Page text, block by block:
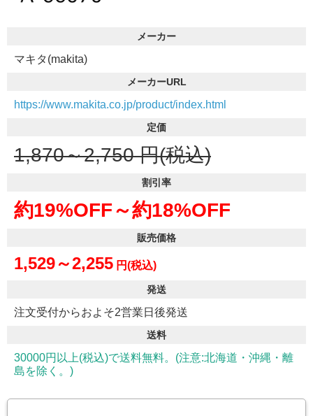
メーカー
マキタ(makita)
メーカーURL
https://www.makita.co.jp/product/index.html
定価
1,870～2,750 円(税込)
割引率
約19%OFF～約18%OFF
販売価格
1,529～2,255 円(税込)
発送
注文受付からおよそ2営業日後発送
送料
30000円以上(税込)で送料無料。(注意:北海道・沖縄・離
島を除く。)